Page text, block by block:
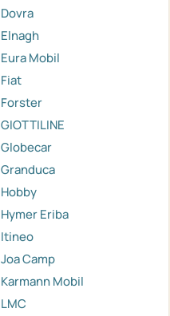
Dovra
Elnagh
Eura Mobil
Fiat
Forster
GIOTTILINE
Globecar
Granduca
Hobby
Hymer Eriba
Itineo
Joa Camp
Karmann Mobil
LMC